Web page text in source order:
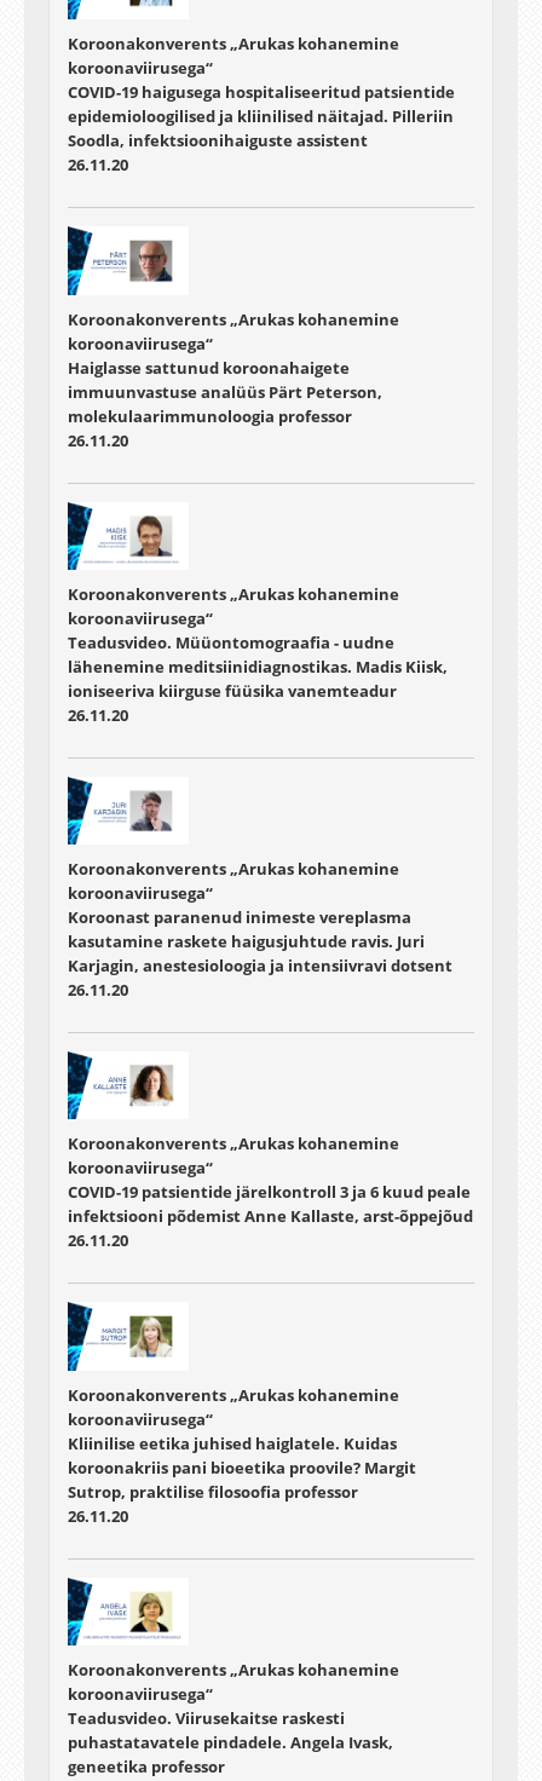
Koroonakonverents „Arukas kohanemine
koroonaviirusega“
COVID-19 haigusega hospitaliseeritud patsientide
epidemioloogilised ja kliinilised näitajad. Pilleriin
Soodla, infektsioonihaiguste assistent
26.11.20
Koroonakonverents „Arukas kohanemine
koroonaviirusega“
Haiglasse sattunud koroonahaigete
immuunvastuse analüüs Pärt Peterson,
molekulaarimmunoloogia professor
26.11.20
Koroonakonverents „Arukas kohanemine
koroonaviirusega“
Teadusvideo. Müüontomograafia - uudne
lähenemine meditsiinidiagnostikas. Madis Kiisk,
ioniseeriva kiirguse füüsika vanemteadur
26.11.20
Koroonakonverents „Arukas kohanemine
koroonaviirusega“
Koroonast paranenud inimeste vereplasma
kasutamine raskete haigusjuhtude ravis. Juri
Karjagin, anestesioloogia ja intensiivravi dotsent
26.11.20
Koroonakonverents „Arukas kohanemine
koroonaviirusega“
COVID-19 patsientide järelkontroll 3 ja 6 kuud peale
infektsiooni põdemist Anne Kallaste, arst-õppejõud
26.11.20
Koroonakonverents „Arukas kohanemine
koroonaviirusega“
Kliinilise eetika juhised haiglatele. Kuidas
koroonakriis pani bioeetika proovile? Margit
Sutrop, praktilise filosoofia professor
26.11.20
Koroonakonverents „Arukas kohanemine
koroonaviirusega“
Teadusvideo. Viirusekaitse raskesti
puhastatavatele pindadele. Angela Ivask,
geneetika professor